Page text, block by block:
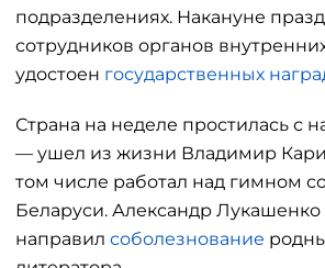
подразделениях. Накануне
сотрудников органов
удостоен государственных
Страна на неделе простилась с
— ушел из жизни Владимир
том числе работал над гимном
Беларуси. Александр Лукашенко
направил соболезнование